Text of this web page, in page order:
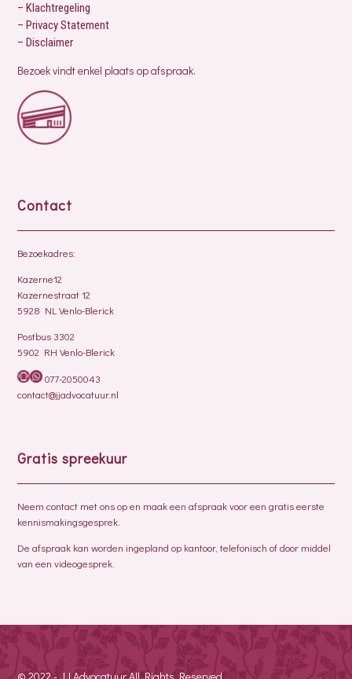
– Klachtregeling
– Privacy Statement
– Disclaimer
Bezoek vindt enkel plaats op afspraak.
Contact
Bezoekadres:
Kazerne12
Kazernestraat 12
5928 NL Venlo-Blerick
Postbus 3302
5902 RH Venlo-Blerick
077-2050043
contact@jjadvocatuur.nl
Gratis spreekuur
Neem contact met ons op en maak een afspraak voor een gratis eerste
kennismakingsgesprek.
De afspraak kan worden ingepland op kantoor, telefonisch of door middel
van een videogesprek.